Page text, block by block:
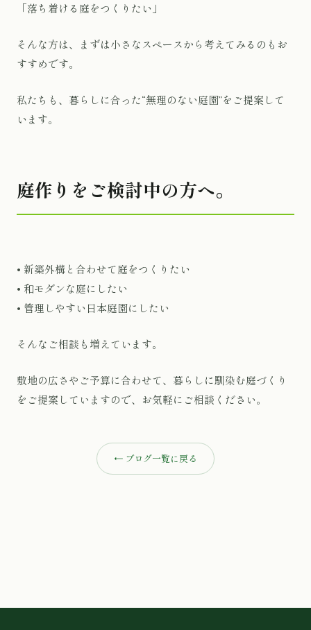
「落ち着ける庭をつくりたい」
そんな方は、まずは小さなスペースから考えてみるのもお
すすめです。
私たちも、暮らしに合った“無理のない庭園”をご提案して
います。
庭作りをご検討中の方へ。
• 新築外構と合わせて庭をつくりたい
• 和モダンな庭にしたい
• 管理しやすい日本庭園にしたい
そんなご相談も増えています。
敷地の広さやご予算に合わせて、暮らしに馴染む庭づくり
をご提案していますので、お気軽にご相談ください。
← ブログ一覧に戻る